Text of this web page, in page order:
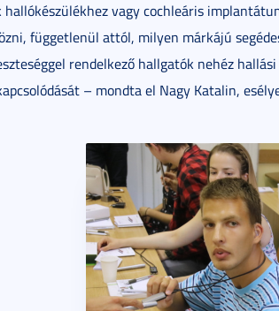
hallókészülékhez vagy cochleáris
függetlenül attól, milyen márkájú
rendelkező hallgatók nehéz
– mondta el Nagy Katalin,